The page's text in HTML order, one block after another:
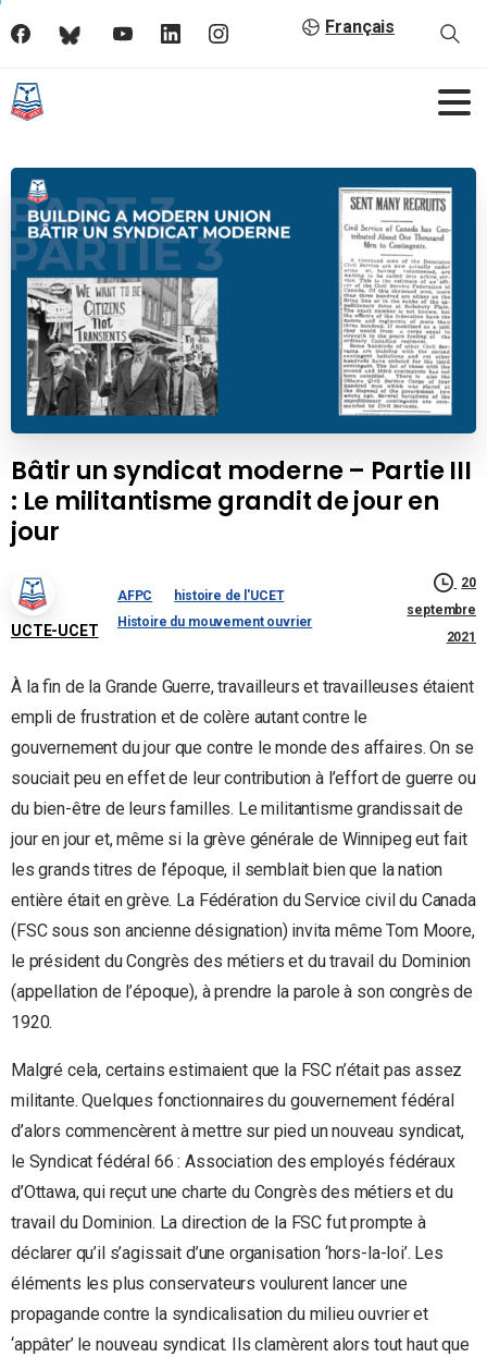
Français
Bâtir un syndicat moderne – Partie III
: Le militantisme grandit de jour en
jour
UCTE-UCET
AFPC
histoire de l'UCET
Histoire du mouvement ouvrier
20
septembre
2021
À la fin de la Grande Guerre, travailleurs et travailleuses étaient
empli de frustration et de colère autant contre le
gouvernement du jour que contre le monde des affaires. On se
souciait peu en effet de leur contribution à l’effort de guerre ou
du bien-être de leurs familles. Le militantisme grandissait de
jour en jour et, même si la grève générale de Winnipeg eut fait
les grands titres de l’époque, il semblait bien que la nation
entière était en grève. La Fédération du Service civil du Canada
(FSC sous son ancienne désignation) invita même Tom Moore,
le président du Congrès des métiers et du travail du Dominion
(appellation de l’époque), à prendre la parole à son congrès de
1920.
Malgré cela, certains estimaient que la FSC n’était pas assez
militante. Quelques fonctionnaires du gouvernement fédéral
d’alors commencèrent à mettre sur pied un nouveau syndicat,
le Syndicat fédéral 66 : Association des employés fédéraux
d’Ottawa, qui reçut une charte du Congrès des métiers et du
travail du Dominion. La direction de la FSC fut prompte à
déclarer qu’il s’agissait d’une organisation ‘hors-la-loi’. Les
éléments les plus conservateurs voulurent lancer une
propagande contre la syndicalisation du milieu ouvrier et
‘appâter’ le nouveau syndicat. Ils clamèrent alors tout haut que